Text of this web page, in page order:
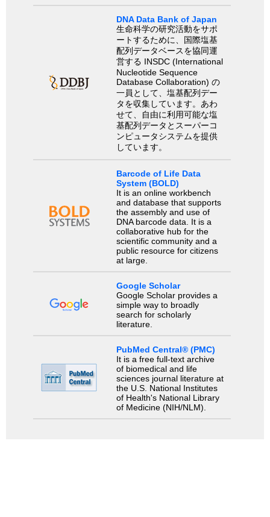
DNA Data Bank of Japan
生命科学の研究活動をサポ
ートするために、国際塩基
配列データベースを協同運
営する INSDC (International
Nucleotide Sequence
Database Collaboration) の
一員として、塩基配列デー
タを収集しています。あわ
せて、自由に利用可能な塩
基配列データとスーパーコ
ンピュータシステムを提供
しています。
Barcode of Life Data
System (BOLD)
It is an online workbench
and database that supports
the assembly and use of
DNA barcode data. It is a
collaborative hub for the
scientific community and a
public resource for citizens
at large.
Google Scholar
Google Scholar provides a
simple way to broadly
search for scholarly
literature.
PubMed Central® (PMC)
It is a free full-text archive
of biomedical and life
sciences journal literature at
the U.S. National Institutes
of Health's National Library
of Medicine (NIH/NLM).